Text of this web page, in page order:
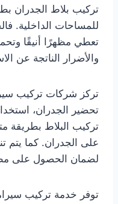
تركيب بلاط الجدران
للمساحات الداخلية.
تعطي مظهرًا أنيقًا
والأضرار الناتجة عن
تركز شركات تركيب
تحضير الجدران،
تركيب البلاط بطريقة
على الجدران. كما يتم
لضمان الحصول على
توفر خدمة تركيب